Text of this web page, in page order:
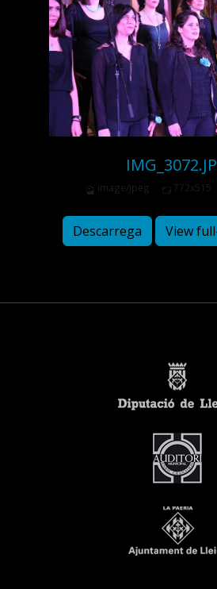
image/jpeg 772x515
Descarrega View